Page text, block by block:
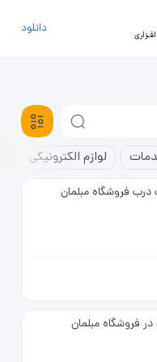
دانلود
لوازم الکترونیکی
درب فروشگاه مبلمان
فروشگاه مبلمان